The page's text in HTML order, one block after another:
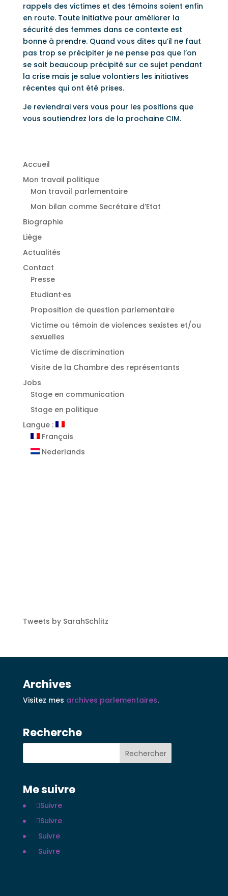
rappels des victimes et des témoins soient enfin
en route. Toute initiative pour améliorer la
sécurité des femmes dans ce contexte est
bonne à prendre. Quand vous dites qu’il ne faut
pas trop se précipiter je ne pense pas que l’on
se soit beaucoup précipité sur ce sujet pendant
la crise mais je salue volontiers les initiatives
récentes qui ont été prises.
Je reviendrai vers vous pour les positions que
vous soutiendrez lors de la prochaine CIM.
Accueil
Mon travail politique
Mon travail parlementaire
Mon bilan comme Secrétaire d’Etat
Biographie
Liège
Actualités
Contact
Presse
Etudiant·es
⁠Proposition de question parlementaire
Victime ou témoin de violences sexistes et/ou
sexuelles
⁠Victime de discrimination
Visite de la Chambre des représentants
Jobs
Stage en communication
Stage en politique
Langue :
Français
Nederlands
Tweets by SarahSchlitz
Archives
Visitez mes archives parlementaires.
Recherche
Me suivre
Suivre
Suivre
Suivre
Suivre